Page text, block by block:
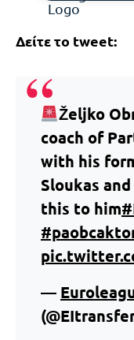
Δείτε το tweet:
Željko
coach of
with his
Sloukas
this to him
—